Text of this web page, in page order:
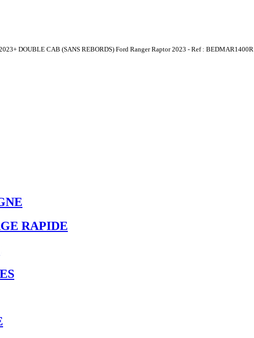
DOUBLE CAB (SANS REBORDS) Ford Ranger Raptor 2023 - Ref : BEDMAR1400R
RAPIDE